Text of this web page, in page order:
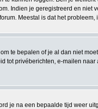
Indien je geregistreerd en
Meestal is dat het
te bepalen of je al dan niet
tot privéberichten, e-mailen
je na een bepaalde tijd weer